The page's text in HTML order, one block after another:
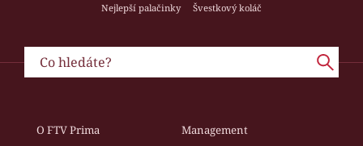
Nejlepší palačinky
Švestkový koláč
O FTV Prima
Management